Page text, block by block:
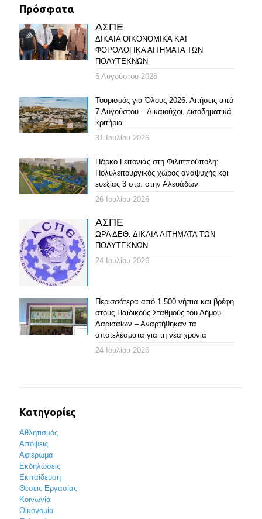
Πρόσφατα
ΑΣΠΕ
ΔΙΚΑΙΑ ΟΙΚΟΝΟΜΙΚΑ ΚΑΙ
ΦΟΡΟΛΟΓΙΚΑ ΑΙΤΗΜΑΤΑ ΤΩΝ
ΠΟΛΥΤΕΚΝΩΝ
5 Αυγούστου 2026
Τουρισμός για Όλους 2026: Αιτήσεις από
7 Αυγούστου – Δικαιούχοι, εισοδηματικά
κριτήρια
31 Ιουλίου 2026
Πάρκο Γειτονιάς στη Φιλιππούπολη:
Πολυλειτουργικός χώρος αναψυχής και
ευεξίας 3 στρ. στην Αλευάδων
26 Ιουλίου 2026
ΑΣΠΕ
ΩΡΑ ΔΕΘ: ΔΙΚΑΙΑ ΑΙΤΗΜΑΤΑ ΤΩΝ
ΠΟΛΥΤΕΚΝΩΝ
24 Ιουλίου 2026
Περισσότερα από 1.500 νήπια και βρέφη
στους Παιδικούς Σταθμούς του Δήμου
Λαρισαίων – Αναρτήθηκαν τα
αποτελέσματα για τη νέα χρονιά
24 Ιουλίου 2026
Κατηγορίες
Αθλητισμός
Απόψεις
Αφιέρωμα
Εκδηλώσεις
Εκπαίδευση
Θέσεις Εργασίας
Κοινωνία
Οικονομία